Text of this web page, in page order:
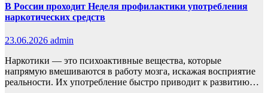
В России проходит Неделя профилактики употребления
наркотических средств
23.06.2026 admin
Наркотики — это психоактивные вещества, которые
напрямую вмешиваются в работу мозга, искажая восприятие
реальности. Их употребление быстро приводит к развитию…